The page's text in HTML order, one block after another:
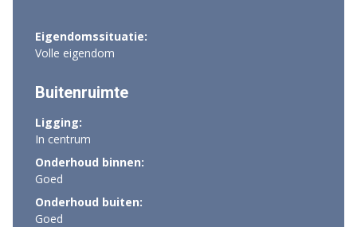
Eigendomssituatie:
Volle eigendom
Buitenruimte
Ligging:
In centrum
Onderhoud binnen:
Goed
Onderhoud buiten:
Goed